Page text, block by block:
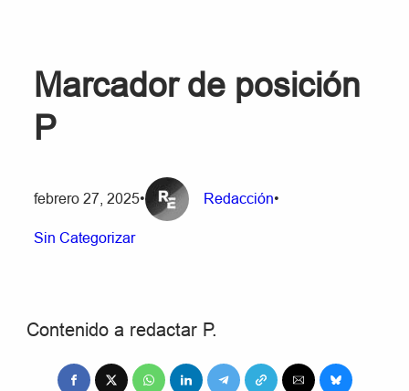
Marcador de posición
P
febrero 27, 2025• Redacción•
Sin Categorizar
Contenido a redactar P.